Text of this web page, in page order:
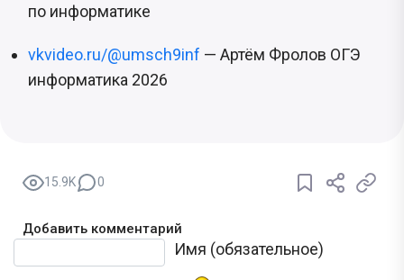
по информатике
vkvideo.ru/@umsch9inf — Артём Фролов ОГЭ
информатика 2026
15.9K 0
Добавить комментарий
Имя (обязательное)
Текст комментария